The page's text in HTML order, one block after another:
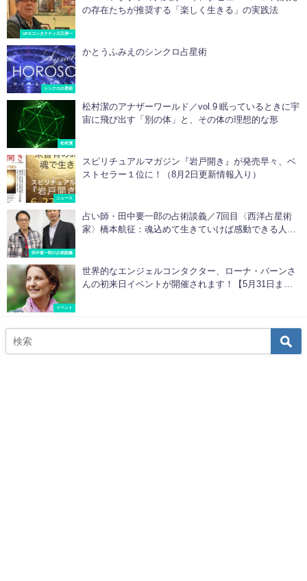
UFOコンタクティ川又淳一
の存在たちが推奨する「楽しく生きる」の実践法
シンクロ占星術
かとうふみえのシンクロ占星術
松村潔
松村潔のアナザーワールド／vol.9 眠っているときに宇
宙に飛び出す「別の体」と、その体の理想的な形
ニュース
スピリチュアルマガジン『岩戸開き』が発売早々、ベ
ストセラー１位に！（8月2日更新情報入り）
田中要一郎の占術談義
占い師・田中要一郎の占術談義／7回目〈西洋占星術
家〉橋本航征：魂込めて生きていけば感動できる人生
イベント
世界的なエンジェルコンタクター、ローナ・バーンさ
んの初来日イベントが開催されます！【5月31日まで